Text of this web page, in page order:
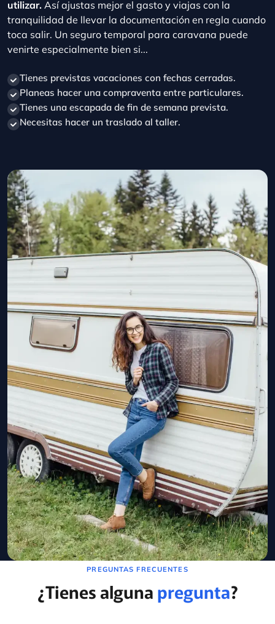
toca salir. Un seguro temporal para caravana puede
venirte especialmente bien si...
Tienes previstas vacaciones con fechas cerradas.
Tienes una escapada de fin de semana prevista.
Necesitas hacer un traslado al taller.
PREGUNTAS FRECUENTES
¿Tienes algunapregunta?